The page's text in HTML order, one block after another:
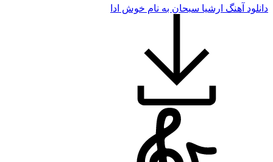
دانلود آهنگ ارشیا سبحان به نام خوش ادا